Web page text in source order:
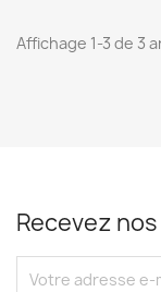
Affichage 1-3 de 3
Recevez